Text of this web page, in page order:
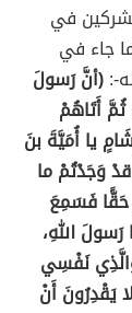
في
جاء في
:(أنَّ رَسولَ
ثُمَّ أَتَاهُمْ
يا أُمَيَّةَ بنَ
وَجَدْتُمْ ما
حَقًّا فَسَمِعَ
اللهِ،
نَفْسِي
يَقْدِرُونَ أَنْ